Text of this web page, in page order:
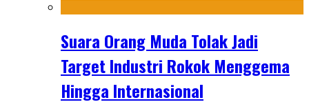
Suara Orang Muda Tolak Jadi
Target Industri Rokok Menggema
Hingga Internasional